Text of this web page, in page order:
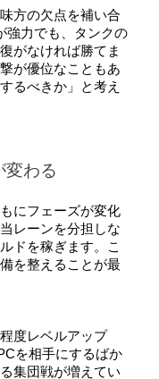
方の欠点を補い合
強力でも、タンクの
がなければ勝てま
が優位なこともあ
るべきか」と考え
変わる
にフェーズが変化
レーンを分担しな
ドを稼ぎます。こ
を整えることが最
度レベルアップ
を相手にするばか
集団戦が増えてい